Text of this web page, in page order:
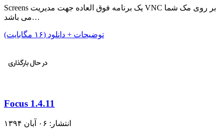
Screens یک برنامه فوق العاده جهت مدیریت VNC بر روی مک شما
می باشد…
توضیحات + دانلود (۱۶ مگابایت)
Focus 1.4.11
انتشار: ۰۶ آبان ۱۳۹۴